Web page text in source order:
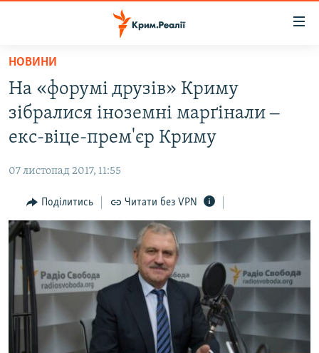
Перейти
основного
матеріалу
Перейти
до
основної
Перейти
до
пошуку
НОВИНИ
ВОДА.КРИМ
ВІДЕО ТА ФОТО
БЛОГИ
ПОГЛЯД
ІНТЕРВ'Ю
ВСЕ ЗА ДЕНЬ
СПЕЦПРОЕКТИ
ВІДЕОУРОКИ «ELIFBE»
ЯК ОБІЙТИ БЛОКУВАННЯ
НОВИНИ
На «форумі друзів» Криму
зібралися іноземні марґінали ‒
екс-віце-прем'єр Криму
07 листопад 2017, 11:55
Поділитись Читати без VPN